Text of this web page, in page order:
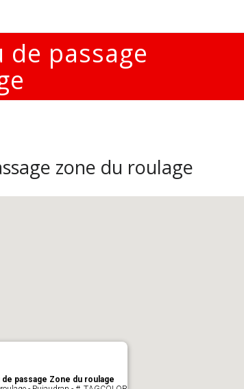
passage
zone du roulage
de passage Zone du roulage